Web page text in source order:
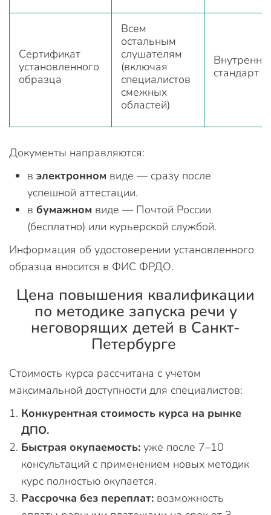
Сертификат
установленного
образца
Всем
остальным
слушателям
(включая
специалистов
смежных
областей)
стандарт
Документы направляются:
в электронном виде — сразу после
успешной аттестации.
в бумажном виде — Почтой России
(бесплатно) или курьерской службой.
Информация об удостоверении установленного
образца вносится в ФИС ФРДО.
Цена повышения квалификации
по методике запуска речи у
неговорящих детей в Санкт-
Петербурге
Стоимость курса рассчитана с учетом
максимальной доступности для специалистов:
Конкурентная стоимость курса на рынке
ДПО.
Быстрая окупаемость: уже после 7–10
консультаций с применением новых методик
курс полностью окупается.
Рассрочка без переплат: возможность